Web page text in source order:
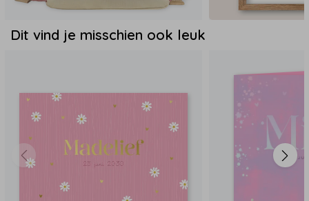
Dit vind je misschien ook leuk